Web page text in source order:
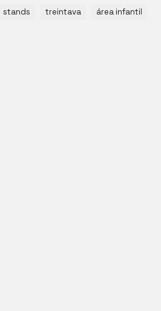
stands treintava área infantil